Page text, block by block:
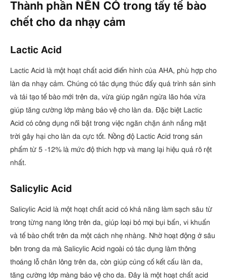
Thành phần NÊN CÓ trong tẩy tế bào
chết cho da nhạy cảm
Lactic Acid
Lactic Acid là một hoạt chất acid điển hình của AHA, phù hợp cho
làn da nhạy cảm. Chúng có tác dụng thúc đẩy quá trình sản sinh
và tái tạo tế bào mới trên da, vừa giúp ngăn ngừa lão hóa vừa
giúp tăng cường lớp màng bảo vệ cho làn da. Đặc biệt Lactic
Acid có công dụng nổi bật trong việc ngăn chặn ánh nắng mặt
trời gây hại cho làn da cực tốt. Nồng độ Lactic Acid trong sản
phẩm từ 5 -12% là mức độ thích hợp và mang lại hiệu quả rõ rệt
nhất.
Salicylic Acid
Salicylic Acid là một hoạt chất acid có khả năng làm sạch sâu từ
trong từng nang lông trên da, giúp loại bỏ mọi bụi bẩn, vi khuẩn
và tế bào chết trên da một cách nhẹ nhàng. Nhờ hoạt động ở sâu
bên trong da mà Salicylic Acid ngoài có tác dụng làm thông
thoáng lỗ chân lông trên da, còn giúp củng cố kết cấu làn da,
tăng cường lớp màng bảo vệ cho da. Đây là một hoạt chất acid